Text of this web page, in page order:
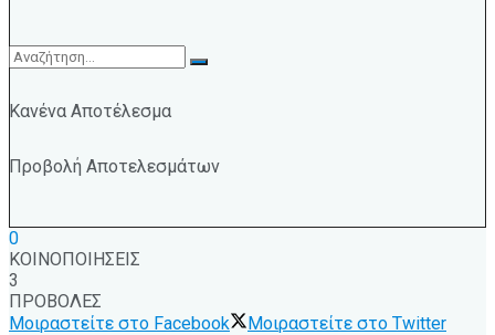
Κανένα Αποτέλεσμα
Προβολή Αποτελεσμάτων
0
ΚΟΙΝΟΠΟΙΗΣΕΙΣ
3
ΠΡΟΒΟΛΕΣ
Μοιραστείτε στο Facebook
Μοιραστείτε στο Twitter